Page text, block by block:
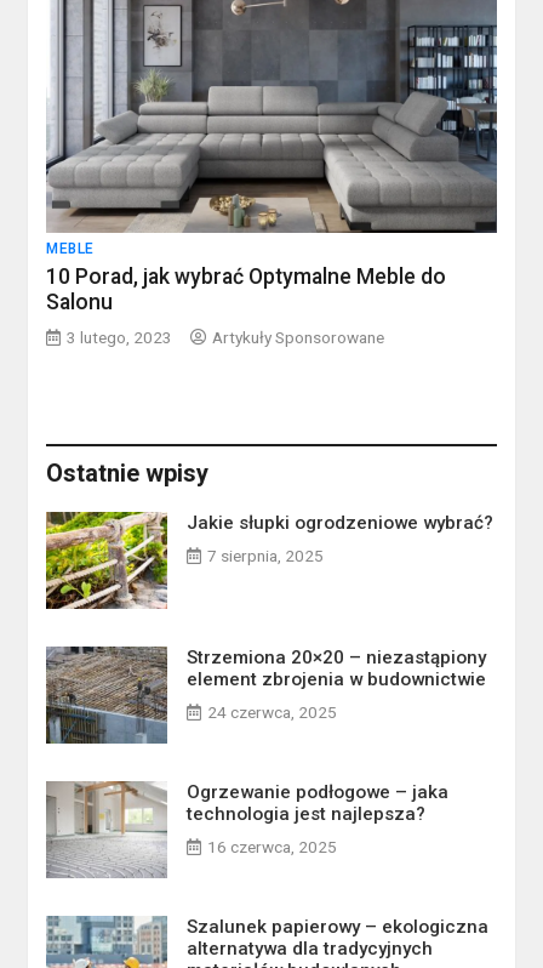
MEBLE
10 Porad, jak wybrać Optymalne Meble do
Salonu
3 lutego, 2023 Artykuły Sponsorowane
Ostatnie wpisy
Jakie słupki ogrodzeniowe wybrać?
7 sierpnia, 2025
Strzemiona 20×20 – niezastąpiony
element zbrojenia w budownictwie
24 czerwca, 2025
Ogrzewanie podłogowe – jaka
technologia jest najlepsza?
16 czerwca, 2025
Szalunek papierowy – ekologiczna
alternatywa dla tradycyjnych